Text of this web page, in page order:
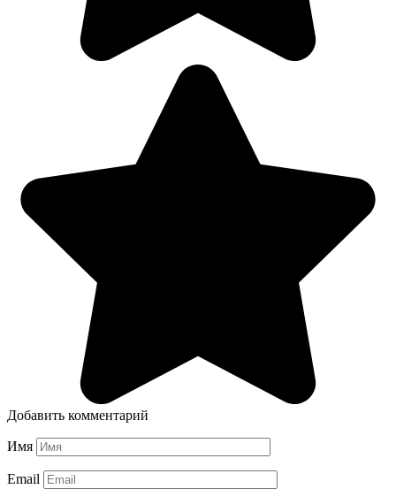
Добавить комментарий
Имя
Email